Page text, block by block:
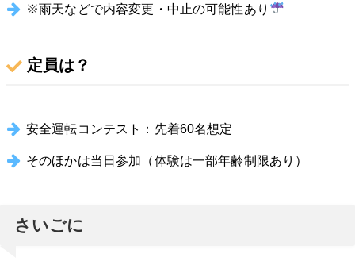
※雨天などで内容変更・中止の可能性あり
定員は？
安全運転コンテスト：先着60名想定
そのほかは当日参加（体験は一部年齢制限あり）
さいごに